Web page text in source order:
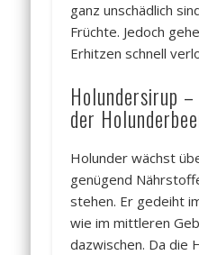
ganz unschädlich
Früchte. Jedoch
Erhitzen schnell
Holundersirup
der
Holunder wächst
genügend
stehen. Er gedeiht
wie im mittleren
dazwischen. Da die